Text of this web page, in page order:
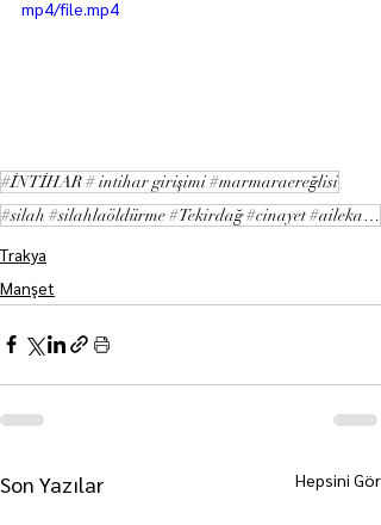
mp4/file.mp4
#İNTİHAR # intihar girişimi #marmaraereğlisi
#silah #silahlaöldürme #Tekirdağ #cinayet #ailekatliamı
Trakya
Manşet
Son Yazılar Hepsini Gör